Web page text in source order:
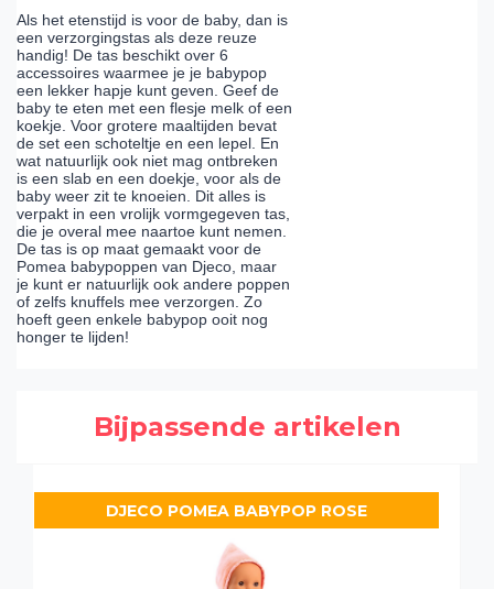
Als het etenstijd is voor de baby, dan is
een verzorgingstas als deze reuze
handig! De tas beschikt over 6
accessoires waarmee je je babypop
een lekker hapje kunt geven. Geef de
baby te eten met een flesje melk of een
koekje. Voor grotere maaltijden bevat
de set een schoteltje en een lepel. En
wat natuurlijk ook niet mag ontbreken
is een slab en een doekje, voor als de
baby weer zit te knoeien. Dit alles is
verpakt in een vrolijk vormgegeven tas,
die je overal mee naartoe kunt nemen.
De tas is op maat gemaakt voor de
Pomea babypoppen van Djeco, maar
je kunt er natuurlijk ook andere poppen
of zelfs knuffels mee verzorgen. Zo
hoeft geen enkele babypop ooit nog
honger te lijden!
Bijpassende artikelen
DJECO POMEA BABYPOP ROSE